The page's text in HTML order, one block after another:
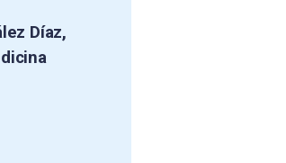
Díaz,